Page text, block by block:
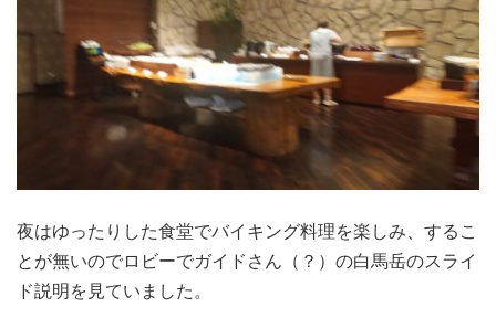
夜はゆったりした食堂でバイキング料理を楽しみ、するこ
とが無いのでロビーでガイドさん（？）の白馬岳のスライ
ド説明を見ていました。